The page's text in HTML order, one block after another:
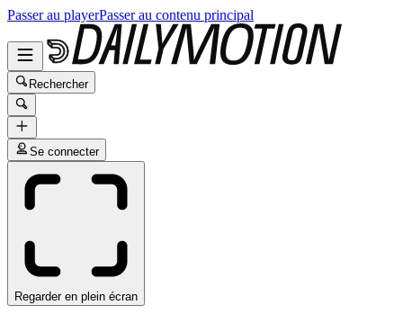
Passer au playerPasser au contenu principal
Rechercher
Se connecter
Regarder en plein écran